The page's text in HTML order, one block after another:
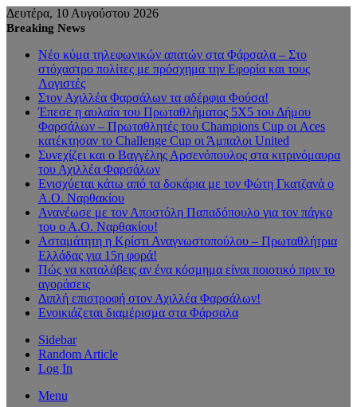
Δευτέρα, 10 Αυγούστου 2026
Breaking News
Νέο κύμα τηλεφωνικών απατών στα Φάρσαλα – Στο
στόχαστρο πολίτες με πρόσχημα την Εφορία και τους
Λογιστές
Στον Αχιλλέα Φαρσάλων τα αδέρφια Φούσα!
Έπεσε η αυλαία του Πρωταθλήματος 5Χ5 του Δήμου
Φαρσάλων – Πρωταθλητές του Champions Cup οι Aces
κατέκτησαν το Challenge Cup οι Άμπαλοι United
Συνεχίζει και ο Βαγγέλης Αρσενόπουλος στα κιτρινόμαυρα
του Αχιλλέα Φαρσάλων
Ενισχύεται κάτω από τα δοκάρια με τον Φώτη Γκατζανά ο
Α.Ο. Ναρθακίου
Ανανέωσε με τον Αποστόλη Παπαδόπουλο για τον πάγκο
του ο Α.Ο. Ναρθακίου!
Ασταμάτητη η Κρίστι Αναγνωστοπούλου – Πρωταθλήτρια
Ελλάδας για 15η φορά!
Πώς να καταλάβεις αν ένα κόσμημα είναι ποιοτικό πριν το
αγοράσεις
Διπλή επιστροφή στον Αχιλλέα Φαρσάλων!
Ενοικιάζεται διαμέρισμα στα Φάρσαλα
Sidebar
Random Article
Log In
Menu